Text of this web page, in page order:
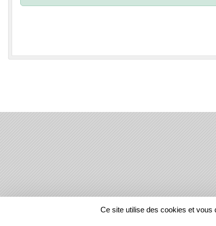
REGIONS
Ce site utilise des cookies et